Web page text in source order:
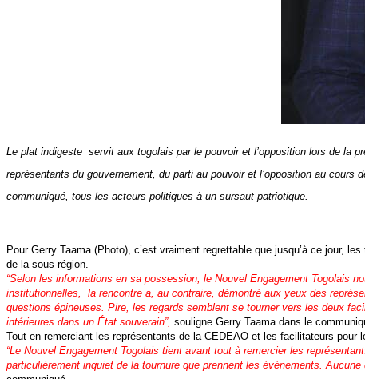
Le plat indigeste servit aux togolais par le pouvoir et l’opposition lors de la
représentants du gouvernement, du parti au pouvoir et l’opposition au
communiqué, tous les acteurs politiques à un sursaut patriotique.
Pour Gerry Taama (Photo), c’est vraiment regrettable que jusqu’à ce jour,
de la sous-région.
“Selon les informations en sa possession, le Nouvel Engagement Togolais
institutionnelles, la rencontre a, au contraire, démontré aux yeux des
questions épineuses. Pire, les regards semblent se tourner vers les deux
intérieures dans un État souverain”, souligne Gerry Taama dans le
Tout en remerciant les représentants de la CEDEAO et les facilitateurs
“Le Nouvel Engagement Togolais tient avant tout à remercier les
particulièrement inquiet de la tournure que prennent les événements.